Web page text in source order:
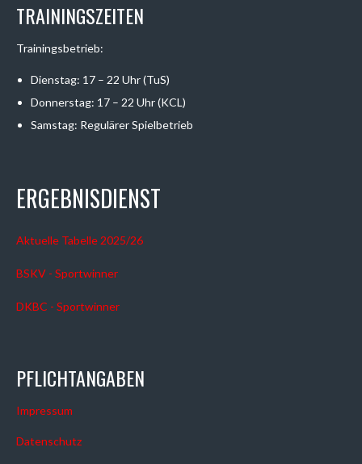
TRAININGSZEITEN
Trainingsbetrieb:
Dienstag: 17 – 22 Uhr (TuS)
Donnerstag: 17 – 22 Uhr (KCL)
Samstag: Regulärer Spielbetrieb
ERGEBNISDIENST
Aktuelle Tabelle 2025/26
BSKV - Sportwinner
DKBC - Sportwinner
PFLICHTANGABEN
Impressum
Datenschutz